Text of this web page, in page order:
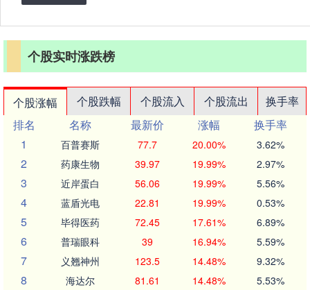
个股实时涨跌榜
个股涨幅 个股跌幅 个股流入 个股流出
换手率
排名
名称 最新价 涨幅
换手率
1
百普赛斯 77.7 20.00% 3.62%
2 药康生物 39.97 19.99% 2.97%
3 近岸蛋白 56.06 19.99% 5.56%
4 蓝盾光电 22.81 19.99% 0.53%
5 毕得医药 72.45 17.61% 6.89%
6 普瑞眼科 39 16.94% 5.59%
7 义翘神州 123.5 14.48% 9.32%
8 海达尔 81.61 14.48% 5.53%